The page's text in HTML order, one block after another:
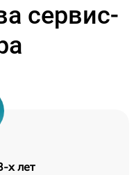
сервис-
х лет